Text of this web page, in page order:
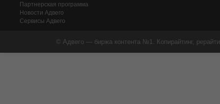
Партнерская программа
Новости Адвего
Сервисы Адвего
© Адвего — биржа контента №1. Копирайтинг,